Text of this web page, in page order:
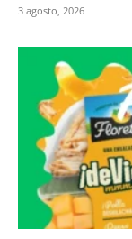
3 agosto, 2026